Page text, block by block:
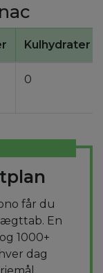
Kulhydrater
0
får du
En
1000+
dag